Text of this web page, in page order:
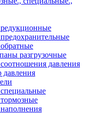
разгрузочные
давления
давления